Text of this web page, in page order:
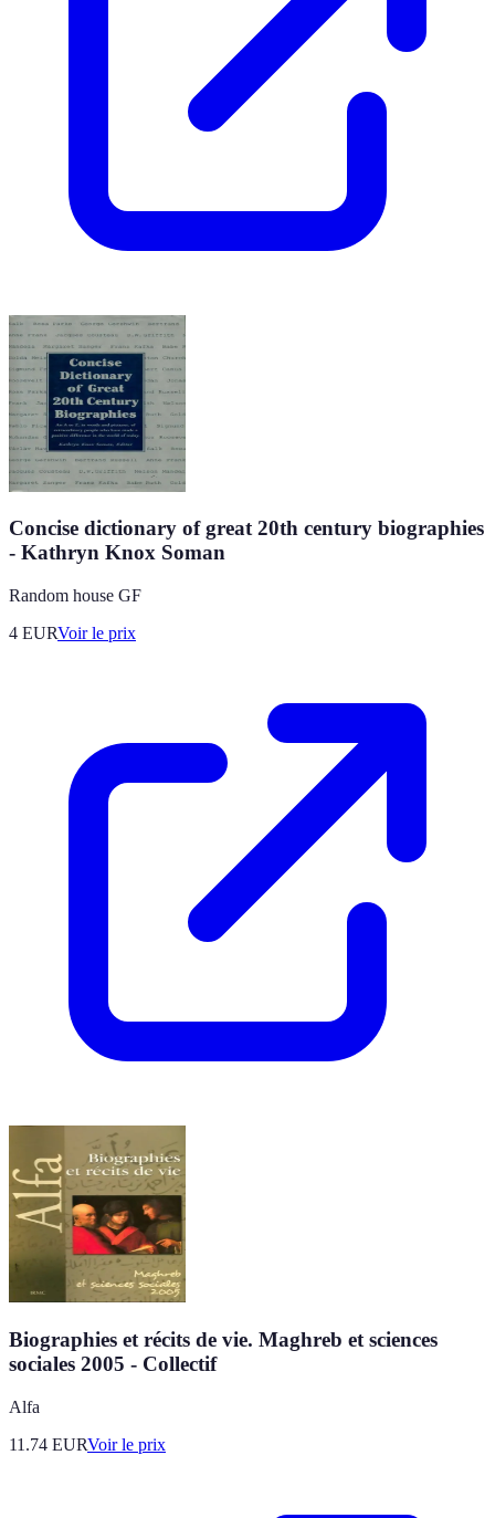
Concise dictionary of great 20th century biographies
- Kathryn Knox Soman
Random house GF
4 EURVoir le prix
Biographies et récits de vie. Maghreb et sciences
sociales 2005 - Collectif
Alfa
11.74 EURVoir le prix